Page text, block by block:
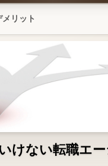
リット
けない転職エー